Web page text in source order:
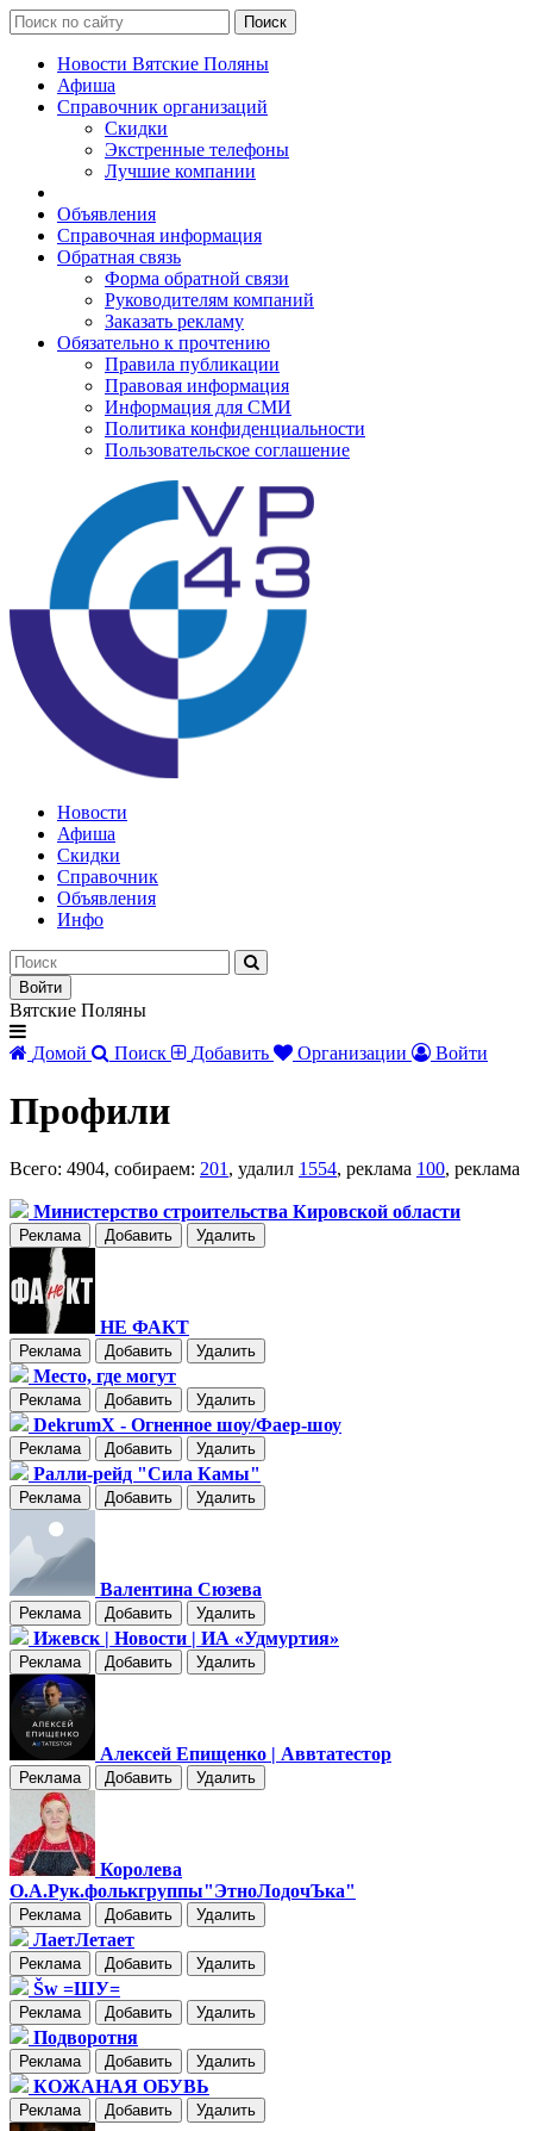
Поиск
Новости Вятские Поляны
Афиша
Справочник организаций
Скидки
Экстренные телефоны
Лучшие компании
Объявления
Справочная информация
Обратная связь
Форма обратной связи
Руководителям компаний
Заказать рекламу
Обязательно к прочтению
Правила публикации
Правовая информация
Информация для СМИ
Политика конфиденциальности
Пользовательское соглашение
Новости
Афиша
Скидки
Справочник
Объявления
Инфо
Войти
Вятские Поляны
Домой Поиск Добавить Организации Войти
Профили
Всего: 4904, собираем: 201, удалил 1554, реклама 100, реклама
Министерство строительства Кировской области
Реклама Добавить Удалить
НЕ ФАКТ
Реклама Добавить Удалить
Место, где могут
Реклама Добавить Удалить
DekrumX - Огненное шоу/Фаер-шоу
Реклама Добавить Удалить
Ралли-рейд "Сила Камы"
Реклама Добавить Удалить
Валентина Сюзева
Реклама Добавить Удалить
Ижевск | Новости | ИА «Удмуртия»
Реклама Добавить Удалить
Алексей Епищенко | Аввтатестор
Реклама Добавить Удалить
Королева
О.А.Рук.фолькгруппы"ЭтноЛодочЪка"
Реклама Добавить Удалить
ЛаетЛетает
Реклама Добавить Удалить
Šw =ШУ=
Реклама Добавить Удалить
Подворотня
Реклама Добавить Удалить
КОЖАНАЯ ОБУВЬ
Реклама Добавить Удалить